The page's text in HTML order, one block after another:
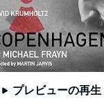
プレビューの再生